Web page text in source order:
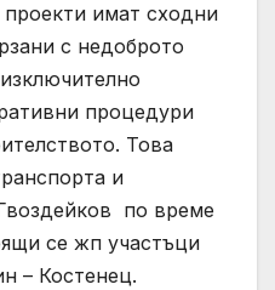
имат сходни
с недоброто
процедури
Това
и
по време
се жп участъци
– Костенец.